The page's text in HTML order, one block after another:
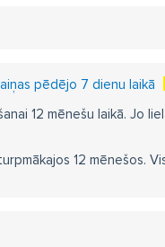
pēdējo 7 dienu laikā
12 mēnešu laikā. Jo
12 mēnešos.